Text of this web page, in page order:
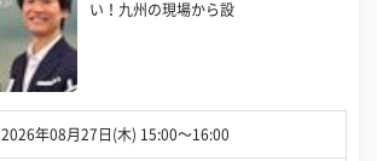
い！九州の現場から設
2026年08月27日(木) 15:00〜16:00